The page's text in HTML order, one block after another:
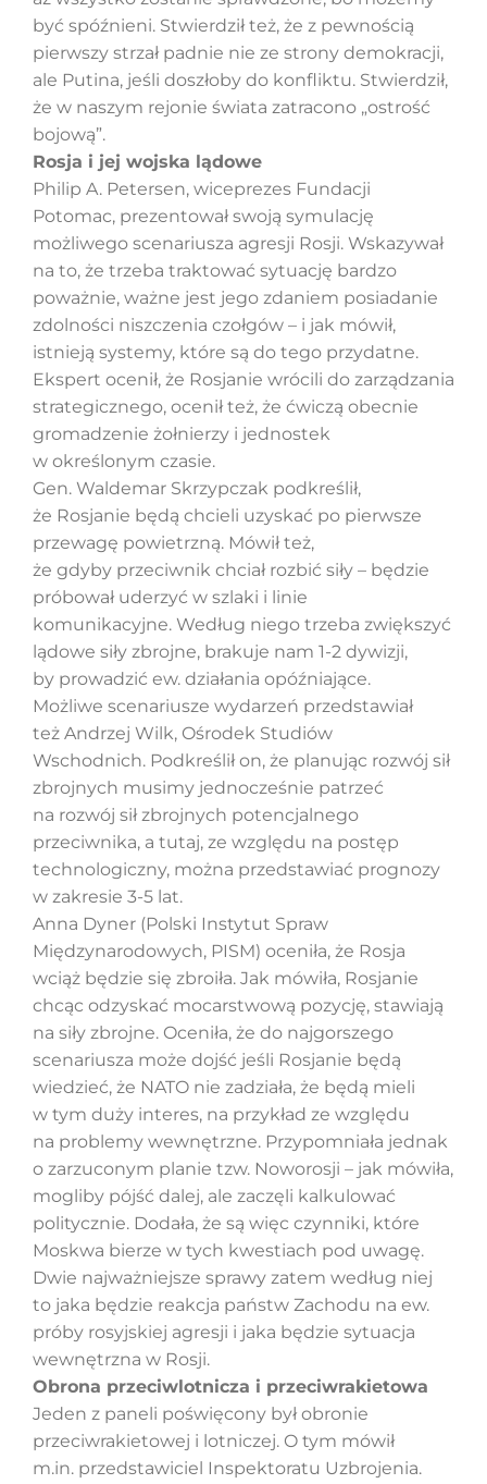
być spóźnieni. Stwierdził też, że z pewnością
pierwszy strzał padnie nie ze strony demokracji,
ale Putina, jeśli doszłoby do konfliktu. Stwierdził,
że w naszym rejonie świata zatracono „ostrość
bojową”.
Rosja i jej wojska lądowe
Philip A. Petersen, wiceprezes Fundacji
Potomac, prezentował swoją symulację
możliwego scenariusza agresji Rosji. Wskazywał
na to, że trzeba traktować sytuację bardzo
poważnie, ważne jest jego zdaniem posiadanie
zdolności niszczenia czołgów – i jak mówił,
istnieją systemy, które są do tego przydatne.
Ekspert ocenił, że Rosjanie wrócili do zarządzania
strategicznego, ocenił też, że ćwiczą obecnie
gromadzenie żołnierzy i jednostek
w określonym czasie.
Gen. Waldemar Skrzypczak podkreślił,
że Rosjanie będą chcieli uzyskać po pierwsze
przewagę powietrzną. Mówił też,
że gdyby przeciwnik chciał rozbić siły – będzie
próbował uderzyć w szlaki i linie
komunikacyjne. Według niego trzeba zwiększyć
lądowe siły zbrojne, brakuje nam 1-2 dywizji,
by prowadzić ew. działania opóźniające.
Możliwe scenariusze wydarzeń przedstawiał
też Andrzej Wilk, Ośrodek Studiów
Wschodnich. Podkreślił on, że planując rozwój sił
zbrojnych musimy jednocześnie patrzeć
na rozwój sił zbrojnych potencjalnego
przeciwnika, a tutaj, ze względu na postęp
technologiczny, można przedstawiać prognozy
w zakresie 3-5 lat.
Anna Dyner (Polski Instytut Spraw
Międzynarodowych, PISM) oceniła, że Rosja
wciąż będzie się zbroiła. Jak mówiła, Rosjanie
chcąc odzyskać mocarstwową pozycję, stawiają
na siły zbrojne. Oceniła, że do najgorszego
scenariusza może dojść jeśli Rosjanie będą
wiedzieć, że NATO nie zadziała, że będą mieli
w tym duży interes, na przykład ze względu
na problemy wewnętrzne. Przypomniała jednak
o zarzuconym planie tzw. Noworosji – jak mówiła,
mogliby pójść dalej, ale zaczęli kalkulować
politycznie. Dodała, że są więc czynniki, które
Moskwa bierze w tych kwestiach pod uwagę.
Dwie najważniejsze sprawy zatem według niej
to jaka będzie reakcja państw Zachodu na ew.
próby rosyjskiej agresji i jaka będzie sytuacja
wewnętrzna w Rosji.
Obrona przeciwlotnicza i przeciwrakietowa
Jeden z paneli poświęcony był obronie
przeciwrakietowej i lotniczej. O tym mówił
m.in. przedstawiciel Inspektoratu Uzbrojenia.